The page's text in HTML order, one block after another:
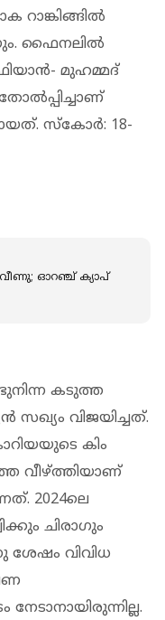
റാങ്കിങ്ങില്‍
ഫൈനലില്‍
മുഹമ്മദ്
സ്‌കോര്‍: 18-
ഓറഞ്ച് ക്യാപ്
കടുത്ത
സഖ്യം വിജയിച്ചത്.
കിം
വീഴ്ത്തിയാണ്
2024ലെ
ചിരാഗും
ശേഷം വിവിധ